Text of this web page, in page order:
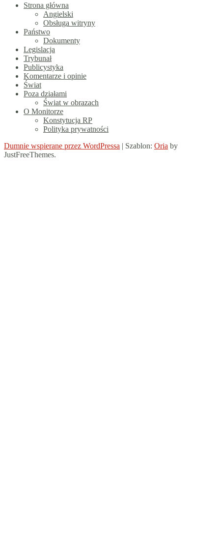
Strona główna
Angielski
Obsługa witryny
Państwo
Dokumenty
Legislacja
Trybunał
Publicystyka
Komentarze i opinie
Świat
Poza działami
Świat w obrazach
O Monitorze
Konstytucja RP
Polityka prywatności
Dumnie wspierane przez WordPressa | Szablon: Oria by
JustFreeThemes.